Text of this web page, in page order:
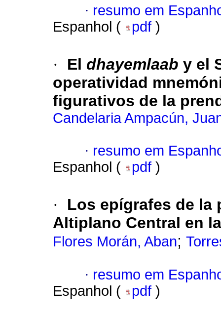
· resumo em
Espanhol (
pdf )
· El dhayemlaab y el
operatividad
figurativos de la
Candelaria Ampacún,
· resumo em
Espanhol (
pdf )
·
Los epígrafes de la
Altiplano Central en
Flores Morán, Aban;
· resumo em
Espanhol (
pdf )